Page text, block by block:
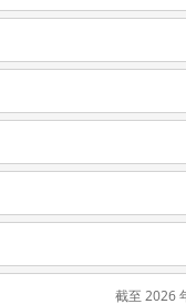
截至 2026